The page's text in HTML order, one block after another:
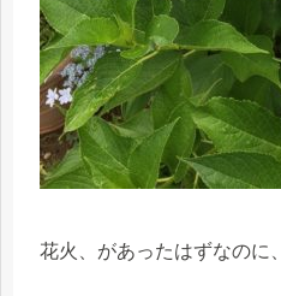
花火、があったはずなのに、